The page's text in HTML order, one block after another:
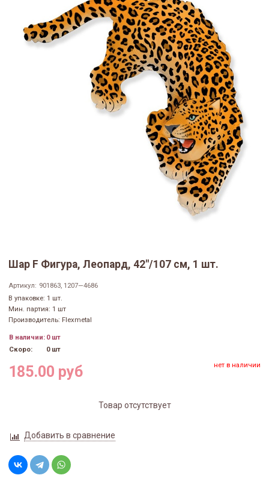
Шар F Фигура, Леопард, 42"/107 см, 1 шт.
Артикул: 901863, 1207—4686
В упаковке: 1 шт.
Мин. партия: 1 шт
Производитель: Flexmetal
В наличии: 0 шт
Скоро:
0 шт
185.00 руб нет в наличии
Товар отсутствует
Добавить в сравнение